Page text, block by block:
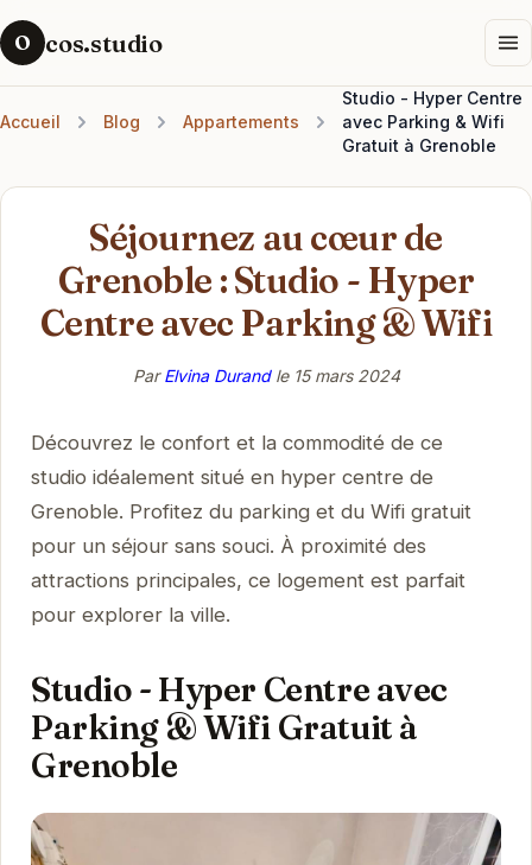
O cos.studio
Accueil Blog Appartements
Studio - Hyper Centre
avec Parking & Wifi
Gratuit à Grenoble
Séjournez au cœur de
Grenoble : Studio - Hyper
Centre avec Parking & Wifi
ParElvina Durandle 15 mars 2024
Découvrez le confort et la commodité de ce
studio idéalement situé en hyper centre de
Grenoble. Profitez du parking et du Wifi gratuit
pour un séjour sans souci. À proximité des
attractions principales, ce logement est parfait
pour explorer la ville.
Studio - Hyper Centre avec
Parking & Wifi Gratuit à
Grenoble